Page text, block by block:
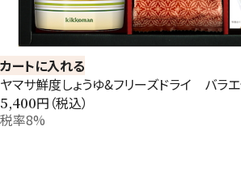
カートに入れる
ヤマサ鮮度しょうゆ&フリーズドライ バラエ
5,400円（税込）
税率8%